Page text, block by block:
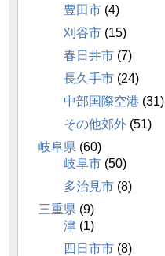
豊田市(4)
刈谷市(15)
春日井市(7)
長久手市(24)
中部国際空港 (31)
その他郊外(51)
岐阜県 (60)
岐阜市(50)
多治見市(8)
三重県 (9)
津(1)
四日市市(8)